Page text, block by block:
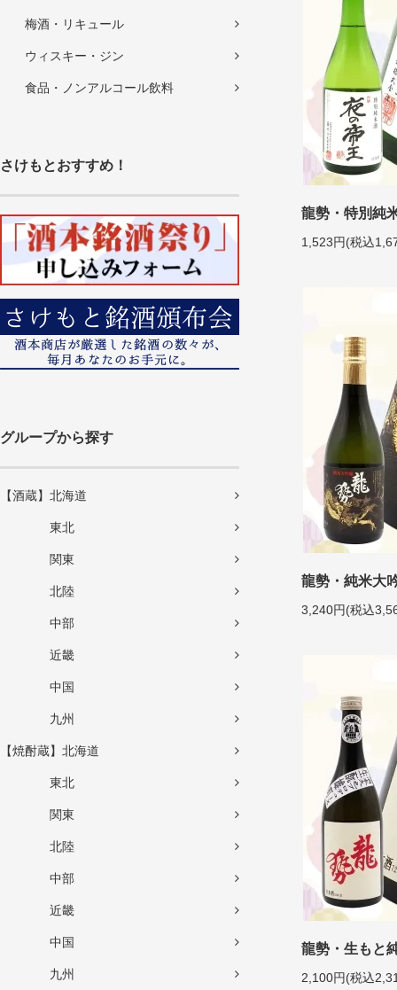
梅酒・リキュール
ウィスキー・ジン
食品・ノンアルコール飲料
さけもとおすすめ！
グループから探す
【酒蔵】北海道
東北
関東
北陸
中部
近畿
中国
九州
【焼酎蔵】北海道
東北
関東
北陸
中部
近畿
中国
九州
龍勢・特別純
1,523円(税込
龍勢・純米大
3,240円(税込
龍勢・生もと
2,100円(税込